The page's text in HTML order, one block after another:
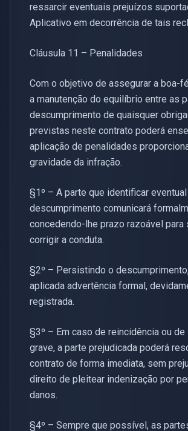
ressarcir eventuais prejuízos
Aplicativo em decorrência de tais
Cláusula 11 – Penalidades
Com o objetivo de assegurar a boa-
a manutenção do equilíbrio entre as
descumprimento de quaisquer
previstas neste contrato poderá
aplicação de penalidades
gravidade da infração.
§1º – A parte que identificar eventual
descumprimento comunicará
concedendo-lhe prazo razoável para
corrigir a conduta.
§2º – Persistindo o
aplicada advertência formal,
registrada.
§3º – Em caso de reincidência ou de
grave, a parte prejudicada poderá
contrato de forma imediata, sem
direito de pleitear indenização por
danos.
§4º – Sempre que possível, as